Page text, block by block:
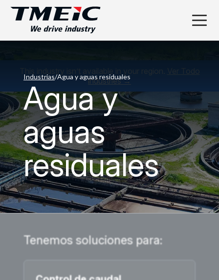
This industry isn’t available in your region.
Ver Todo
industries →
Industrias/Agua y aguas residuales
Agua y
aguas
residuales
Tenemos soluciones para: